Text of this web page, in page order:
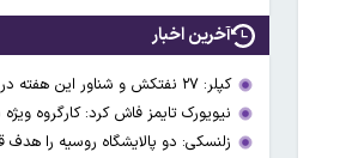
آخرین اخبار
کپلر: ۲۷ نفتکش و شناور این هفته در تنگه هرمز تردد کردند
نیویورک تایمز فاش کرد: کارگروه
زلنسکی: دو پالایشگاه روسیه را هدف